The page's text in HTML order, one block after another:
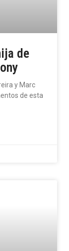
de
y Marc
de esta